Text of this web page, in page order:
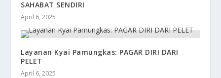
SAHABAT SENDIRI
April 6, 2025
Layanan Kyai Pamungkas: PAGAR DIRI DARI
PELET
April 6, 2025